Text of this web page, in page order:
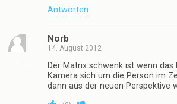
Antworten
Norb
14. August 2012
Der Matrix schwenk ist wenn
Kamera sich um die Person im
dann aus der neuen Perspektive